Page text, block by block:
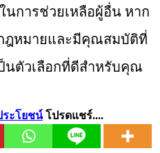
การช่วยเหลือผู้อื่น หาก
หมายและมีคุณสมบัติที่
นตัวเลือกที่ดีสำหรับคุณ
ระโยชน์โปรดแชร์....